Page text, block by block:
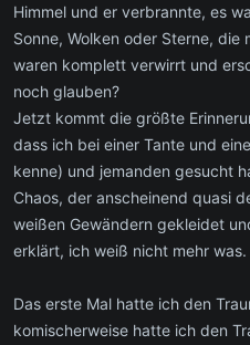
Himmel und er verbrannte, es
Sonne, Wolken oder Sterne,
waren komplett verwirrt und
noch glauben?
Jetzt kommt die größte
dass ich bei einer Tante und
kenne) und jemanden gesucht
Chaos, der anscheinend quasi
weißen Gewändern gekleidet
erklärt, ich weiß nicht mehr was.
Das erste Mal hatte ich den
komischerweise hatte ich den